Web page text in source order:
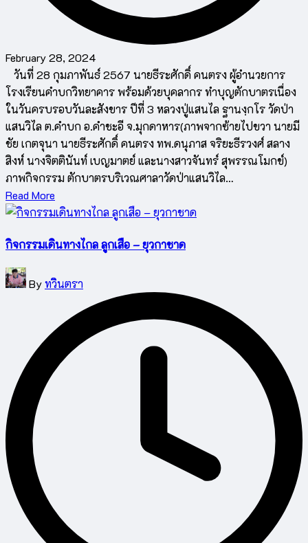
February 28, 2024
วันที่ 28 กุมภาพันธ์ 2567 นายธีระศักดิ์ คนตรง ผู้อำนวยการ
โรงเรียนคำบกวิทยาคาร พร้อมด้วยบุคลากร ทำบุญตักบาตรเนื่อง
ในวันครบรอบวันละสังขาร ปีที่ 3 หลวงปู่แสนไล ฐานงฺกโร วัดป่า
แสนวิไล ต.คำบก อ.คำชะอี จ.มุกดาหาร(ภาพจากซ้ายไปขวา นายมี
ชัย เกตจุนา นายธีระศักดิ์ คนตรง ทพ.ดนุภาส จริยะธีรวงศ์ สลาง
สิงห์ นางจิตตินันท์ เบญมาตย์ และนางสาวจันทร์ สุพรรณโมกข์)
ภาพกิจกรรม ตักบาตรบริเวณศาลาวัดป่าแสนวิไล…
Read More
กิจกรรมเดินทางไกล ลูกเสือ – ยุวกาชาด
Posted
by
Byทวินตรา